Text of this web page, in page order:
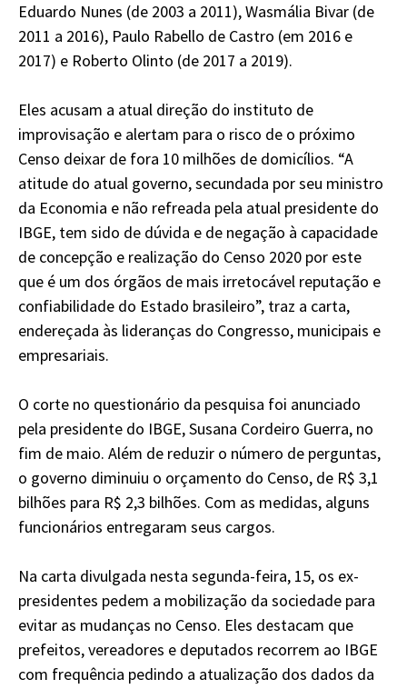
Eduardo Nunes (de 2003 a 2011), Wasmália Bivar (de
2011 a 2016), Paulo Rabello de Castro (em 2016 e
2017) e Roberto Olinto (de 2017 a 2019).
Eles acusam a atual direção do instituto de
improvisação e alertam para o risco de o próximo
Censo deixar de fora 10 milhões de domicílios. “A
atitude do atual governo, secundada por seu ministro
da Economia e não refreada pela atual presidente do
IBGE, tem sido de dúvida e de negação à capacidade
de concepção e realização do Censo 2020 por este
que é um dos órgãos de mais irretocável reputação e
confiabilidade do Estado brasileiro”, traz a carta,
endereçada às lideranças do Congresso, municipais e
empresariais.
O corte no questionário da pesquisa foi anunciado
pela presidente do IBGE, Susana Cordeiro Guerra, no
fim de maio. Além de reduzir o número de perguntas,
o governo diminuiu o orçamento do Censo, de R$ 3,1
bilhões para R$ 2,3 bilhões. Com as medidas, alguns
funcionários entregaram seus cargos.
Na carta divulgada nesta segunda-feira, 15, os ex-
presidentes pedem a mobilização da sociedade para
evitar as mudanças no Censo. Eles destacam que
prefeitos, vereadores e deputados recorrem ao IBGE
com frequência pedindo a atualização dos dados da